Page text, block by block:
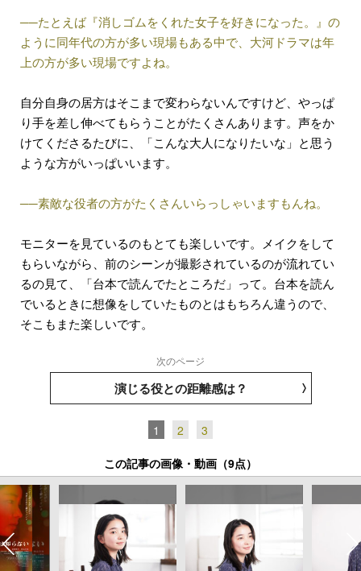
──たとえば『消しゴムをくれた女子を好きになった。』の
ように同年代の方が多い現場もある中で、大河ドラマは年
上の方が多い現場ですよね。
自分自身の居方はそこまで変わらないんですけど、やっぱ
り手を差し伸べてもらうことがたくさんあります。声をか
けてくださるたびに、「こんな大人になりたいな」と思う
ような方がいっぱいいます。
──素敵な役者の方がたくさんいらっしゃいますもんね。
モニターを見ているのもとても楽しいです。メイクをして
もらいながら、前のシーンが撮影されているのが流れてい
るの見て、「台本で読んでたところだ」って。台本を読ん
でいるときに想像をしていたものとはもちろん違うので、
そこもまた楽しいです。
次のページ
演じる役との距離感は？
1 2 3
この記事の画像・動画（9点）